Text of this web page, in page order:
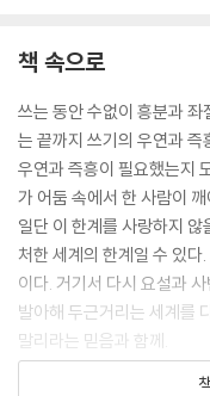
책 속으로
쓰는 동안 수없이 흥분과
는 끝까지 쓰기의 우연과 즉
우연과 즉흥이 필요했는지
가 어둠 속에서 한 사람이
일단 이 한계를 사랑하지
처한 세계의 한계일 수 있
이다. 거기서 다시 요설과
발아해 두근거리는 세계를
말리라는 믿음과 함께.
--- 시인노트 중에서